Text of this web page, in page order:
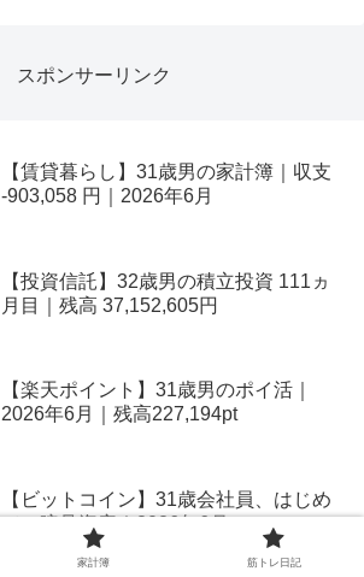
スポンサーリンク
【賃貸暮らし】31歳男の家計簿｜収支
-903,058 円｜2026年6月
【投資信託】32歳男の積立投資 111ヵ
月目｜残高 37,152,605円
【楽天ポイント】31歳男のポイ活｜
2026年6月｜残高227,194pt
【ビットコイン】31歳会社員、はじめ
ての暗号資産｜2026年6月
家計簿 筋トレ日記